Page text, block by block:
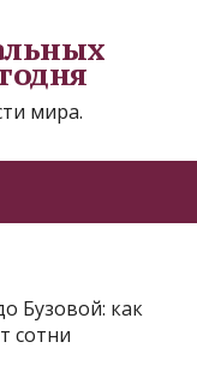
мира.
Бузовой: как
сотни